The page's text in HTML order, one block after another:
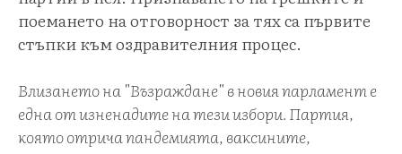
поемането на отговорност за тях са първите
стъпки към оздравителния процес.
Влизането на "Възраждане" в новия парламент е
една от изненадите на тези избори. Партия,
която отрича пандемията, ваксините,